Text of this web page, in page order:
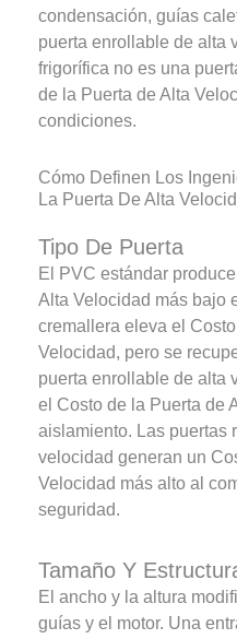
condensación, guías
puerta enrollable de alta
frigorífica no es una
de la Puerta de Alta
condiciones.
Cómo Definen Los
La Puerta De Alta
Tipo De Puerta
El PVC estándar
Alta Velocidad más bajo
cremallera eleva el
Velocidad, pero se
puerta enrollable de alta
el Costo de la Puerta de
aislamiento. Las puertas
velocidad generan un
Velocidad más alto al
seguridad.
Tamaño Y
El ancho y la altura
guías y el motor. Una